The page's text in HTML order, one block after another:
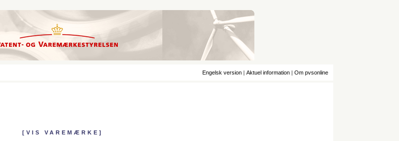
Engelsk version | Aktuel information | Om pvsonline
[VIS VAREMÆRKE]